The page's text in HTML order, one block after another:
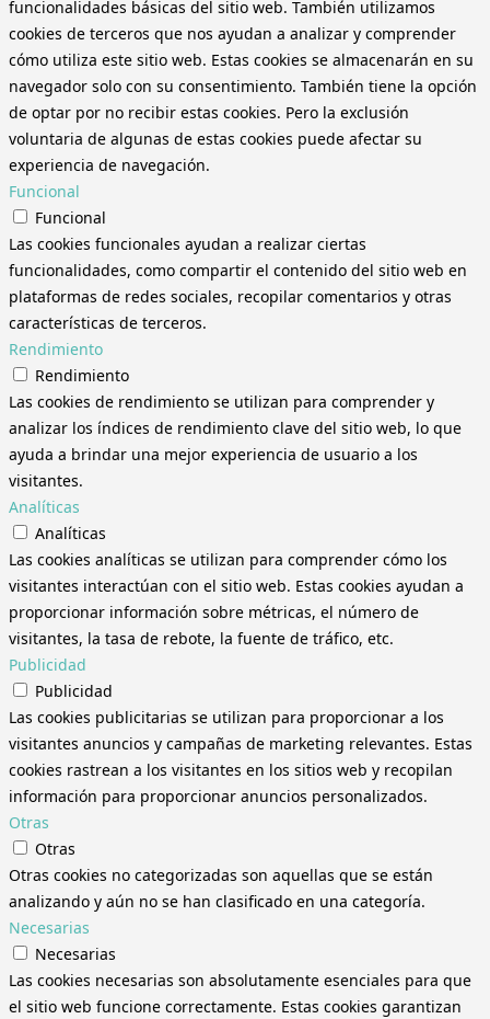
funcionalidades básicas del sitio web. También utilizamos
cookies de terceros que nos ayudan a analizar y comprender
cómo utiliza este sitio web. Estas cookies se almacenarán en su
navegador solo con su consentimiento. También tiene la opción
de optar por no recibir estas cookies. Pero la exclusión
voluntaria de algunas de estas cookies puede afectar su
experiencia de navegación.
Funcional
Funcional
Las cookies funcionales ayudan a realizar ciertas
funcionalidades, como compartir el contenido del sitio web en
plataformas de redes sociales, recopilar comentarios y otras
características de terceros.
Rendimiento
Rendimiento
Las cookies de rendimiento se utilizan para comprender y
analizar los índices de rendimiento clave del sitio web, lo que
ayuda a brindar una mejor experiencia de usuario a los
visitantes.
Analíticas
Analíticas
Las cookies analíticas se utilizan para comprender cómo los
visitantes interactúan con el sitio web. Estas cookies ayudan a
proporcionar información sobre métricas, el número de
visitantes, la tasa de rebote, la fuente de tráfico, etc.
Publicidad
Publicidad
Las cookies publicitarias se utilizan para proporcionar a los
visitantes anuncios y campañas de marketing relevantes. Estas
cookies rastrean a los visitantes en los sitios web y recopilan
información para proporcionar anuncios personalizados.
Otras
Otras
Otras cookies no categorizadas son aquellas que se están
analizando y aún no se han clasificado en una categoría.
Necesarias
Necesarias
Las cookies necesarias son absolutamente esenciales para que
el sitio web funcione correctamente. Estas cookies garantizan